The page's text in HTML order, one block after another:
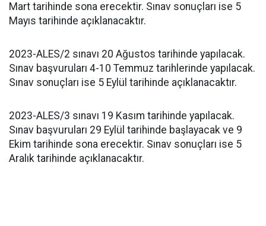
Mart tarihinde sona erecektir. Sınav sonuçları ise 5
Mayıs tarihinde açıklanacaktır.
2023-ALES/2 sınavı 20 Ağustos tarihinde yapılacak.
Sınav başvuruları 4-10 Temmuz tarihlerinde yapılacak.
Sınav sonuçları ise 5 Eylül tarihinde açıklanacaktır.
2023-ALES/3 sınavı 19 Kasım tarihinde yapılacak.
Sınav başvuruları 29 Eylül tarihinde başlayacak ve 9
Ekim tarihinde sona erecektir. Sınav sonuçları ise 5
Aralık tarihinde açıklanacaktır.